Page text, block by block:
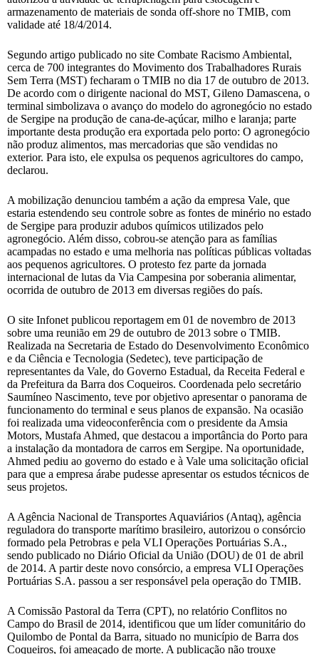
armazenamento de materiais de sonda off-shore no TMIB, com
validade até 18/4/2014.
Segundo artigo publicado no site Combate Racismo Ambiental,
cerca de 700 integrantes do Movimento dos Trabalhadores Rurais
Sem Terra (MST) fecharam o TMIB no dia 17 de outubro de 2013.
De acordo com o dirigente nacional do MST, Gileno Damascena, o
terminal simbolizava o avanço do modelo do agronegócio no estado
de Sergipe na produção de cana-de-açúcar, milho e laranja; parte
importante desta produção era exportada pelo porto: O agronegócio
não produz alimentos, mas mercadorias que são vendidas no
exterior. Para isto, ele expulsa os pequenos agricultores do campo,
declarou.
A mobilização denunciou também a ação da empresa Vale, que
estaria estendendo seu controle sobre as fontes de minério no estado
de Sergipe para produzir adubos químicos utilizados pelo
agronegócio. Além disso, cobrou-se atenção para as famílias
acampadas no estado e uma melhoria nas políticas públicas voltadas
aos pequenos agricultores. O protesto fez parte da jornada
internacional de lutas da Via Campesina por soberania alimentar,
ocorrida de outubro de 2013 em diversas regiões do país.
O site Infonet publicou reportagem em 01 de novembro de 2013
sobre uma reunião em 29 de outubro de 2013 sobre o TMIB.
Realizada na Secretaria de Estado do Desenvolvimento Econômico
e da Ciência e Tecnologia (Sedetec), teve participação de
representantes da Vale, do Governo Estadual, da Receita Federal e
da Prefeitura da Barra dos Coqueiros. Coordenada pelo secretário
Saumíneo Nascimento, teve por objetivo apresentar o panorama de
funcionamento do terminal e seus planos de expansão. Na ocasião
foi realizada uma videoconferência com o presidente da Amsia
Motors, Mustafa Ahmed, que destacou a importância do Porto para
a instalação da montadora de carros em Sergipe. Na oportunidade,
Ahmed pediu ao governo do estado e à Vale uma solicitação oficial
para que a empresa árabe pudesse apresentar os estudos técnicos de
seus projetos.
A Agência Nacional de Transportes Aquaviários (Antaq), agência
reguladora do transporte marítimo brasileiro, autorizou o consórcio
formado pela Petrobras e pela VLI Operações Portuárias S.A.,
sendo publicado no Diário Oficial da União (DOU) de 01 de abril
de 2014. A partir deste novo consórcio, a empresa VLI Operações
Portuárias S.A. passou a ser responsável pela operação do TMIB.
A Comissão Pastoral da Terra (CPT), no relatório Conflitos no
Campo do Brasil de 2014, identificou que um líder comunitário do
Quilombo de Pontal da Barra, situado no município de Barra dos
Coqueiros, foi ameaçado de morte. A publicação não trouxe